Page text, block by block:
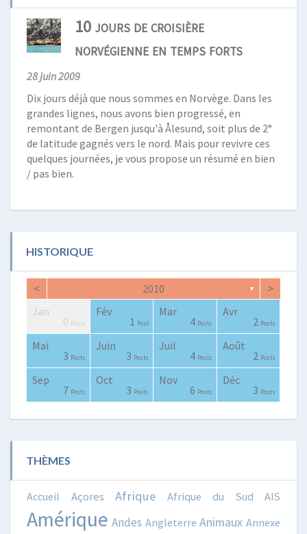
10 jours de croisière
norvégienne en temps forts
28 juin 2009
Dix jours déjà que nous sommes en Norvège. Dans les
grandes lignes, nous avons bien progressé, en
remontant de Bergen jusqu'à Ålesund, soit plus de 2°
de latitude gagnés vers le nord. Mais pour revivre ces
quelques journées, je vous propose un résumé en bien
/ pas bien.
HISTORIQUE
< 2010 ▼ >
Jan
0 Posts
Fév
1 Post
Mar
4 Posts
Avr
2 Posts
Mai
3 Posts
Juin
3 Posts
Juil
4 Posts
Août
2 Posts
Sep
7 Posts
Oct
3 Posts
Nov
6 Posts
Déc
3 Posts
THÈMES
Accueil Açores Afrique Afrique du Sud AIS
Amérique Andes Angleterre Animaux Annexe